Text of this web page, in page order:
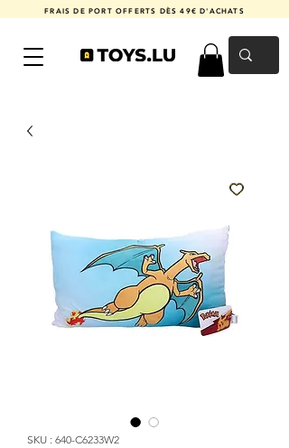
FRAIS DE PORT OFFERTS DÈS 49€ D'ACHATS
SKU : 640-C6233W2